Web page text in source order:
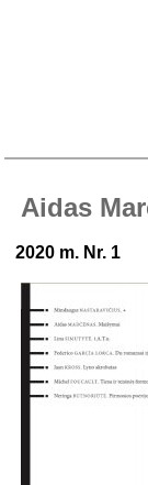
Aidas
2020 m. Nr. 1